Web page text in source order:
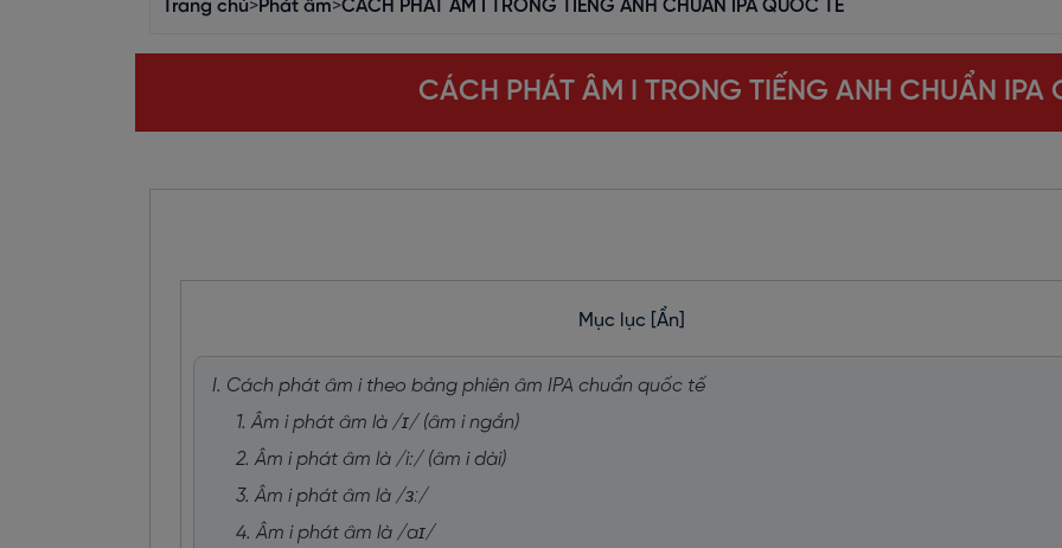
Trang chủ>Phát âm>CÁCH PHÁT ÂM I TRONG TIẾNG ANH CHUẨN IPA QUỐC TẾ
CÁCH PHÁT ÂM I TRONG TIẾNG ANH CHUẨN IPA
Mục lục [Ẩn]
I. Cách phát âm i theo bảng phiên âm IPA chuẩn quốc tế
1. Âm i phát âm là /ɪ/ (âm i ngắn)
2. Âm i phát âm là /i:/ (âm i dài)
3. Âm i phát âm là /ɜː/
4. Âm i phát âm là /aɪ/